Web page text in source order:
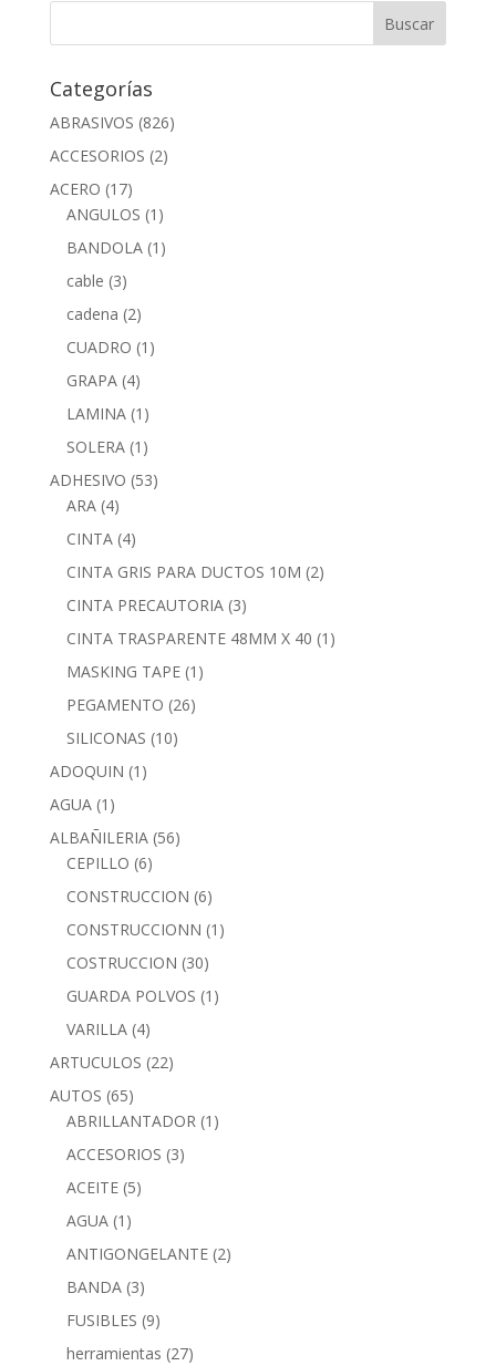
Categorías
ABRASIVOS (826)
ACCESORIOS (2)
ACERO (17)
ANGULOS (1)
BANDOLA (1)
cable (3)
cadena (2)
CUADRO (1)
GRAPA (4)
LAMINA (1)
SOLERA (1)
ADHESIVO (53)
ARA (4)
CINTA (4)
CINTA GRIS PARA DUCTOS 10M (2)
CINTA PRECAUTORIA (3)
CINTA TRASPARENTE 48MM X 40 (1)
MASKING TAPE (1)
PEGAMENTO (26)
SILICONAS (10)
ADOQUIN (1)
AGUA (1)
ALBAÑILERIA (56)
CEPILLO (6)
CONSTRUCCION (6)
CONSTRUCCIONN (1)
COSTRUCCION (30)
GUARDA POLVOS (1)
VARILLA (4)
ARTUCULOS (22)
AUTOS (65)
ABRILLANTADOR (1)
ACCESORIOS (3)
ACEITE (5)
AGUA (1)
ANTIGONGELANTE (2)
BANDA (3)
FUSIBLES (9)
herramientas (27)